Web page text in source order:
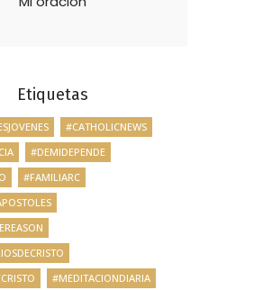
Etiquetas
#CATHOLICNEWS
#DEMIDEPENDE
#FAMILIARC
#MEDITACIONDIARIA